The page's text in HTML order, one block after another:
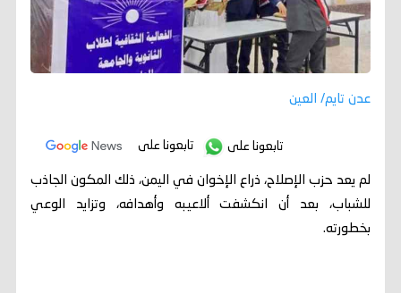
عدن تايم/ العين
تابعونا على تابعونا على
لم يعد حزب الإصلاح، ذراع الإخوان في اليمن، ذلك المكون الجاذب
للشباب، بعد أن انكشفت ألاعيبه وأهدافه، وتزايد الوعي
بخطورته.